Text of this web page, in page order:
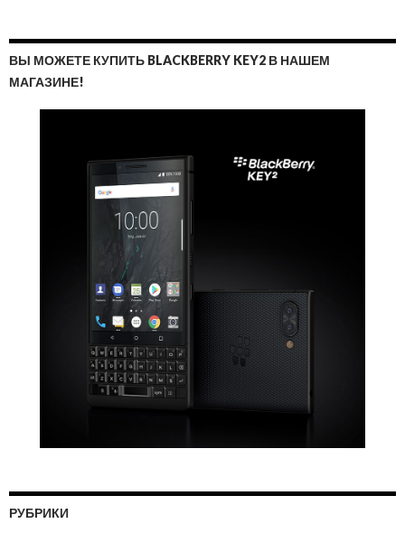
ВЫ МОЖЕТЕ КУПИТЬ BLACKBERRY KEY2 В НАШЕМ
МАГАЗИНЕ!
РУБРИКИ